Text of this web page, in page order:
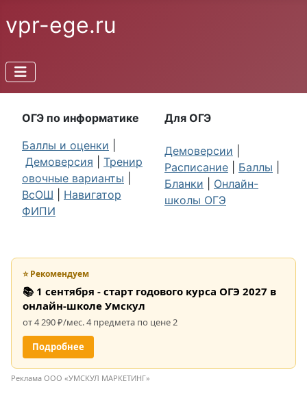
vpr-ege.ru
ОГЭ по информатике
Баллы и оценки
Демоверсия
Тренир
овочные варианты
ВсОШ
Навигатор
ФИПИ
Для ОГЭ
Демоверсии
Расписание
Баллы
Бланки
Онлайн-
школы ОГЭ
⭐ Рекомендуем
📚 1 сентября - старт годового курса ОГЭ 2027 в
онлайн-школе Умскул
от 4 290 ₽/мес. 4 предмета по цене 2
Подробнее
Реклама ООО «УМСКУЛ МАРКЕТИНГ»